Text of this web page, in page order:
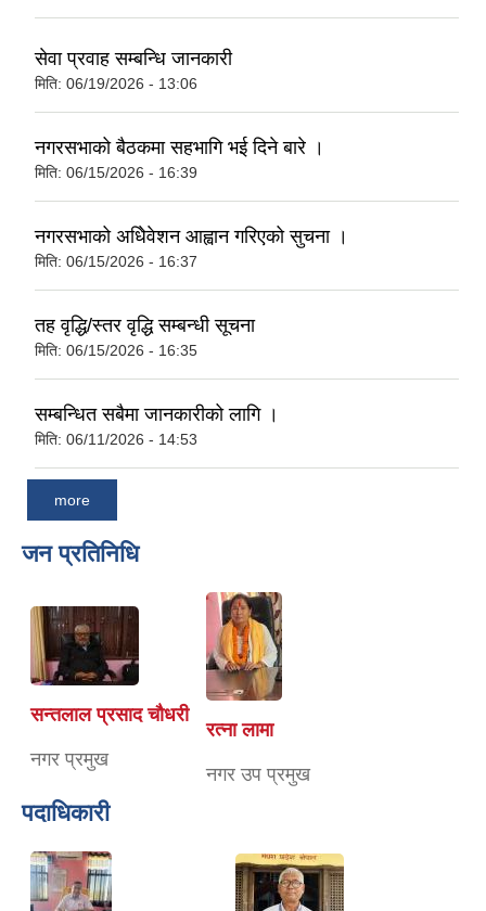
सेवा प्रवाह सम्बन्धि जानकारी
मिति: 06/19/2026 - 13:06
नगरसभाको बैठकमा सहभागि भई दिने बारे ।
मिति: 06/15/2026 - 16:39
नगरसभाको अधिेवेशन आह्वान गरिएको सुचना ।
मिति: 06/15/2026 - 16:37
तह वृद्धि/स्तर वृद्धि सम्बन्धी सूचना
मिति: 06/15/2026 - 16:35
सम्बन्धित सबैमा जानकारीको लागि ।
मिति: 06/11/2026 - 14:53
more
जन प्रतिनिधि
सन्तलाल प्रसाद चौधरी
नगर प्रमुख
रत्ना लामा
नगर उप प्रमुख
पदाधिकारी